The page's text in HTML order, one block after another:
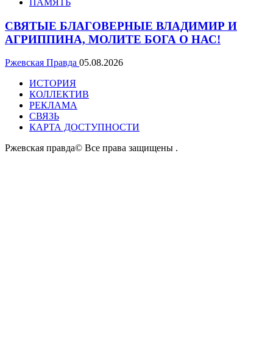
ПАМЯТЬ
СВЯТЫЕ БЛАГОВЕРНЫЕ ВЛАДИМИР И
АГРИППИНА, МОЛИТЕ БОГА О НАС!
Ржевская Правда 05.08.2026
ИСТОРИЯ
КОЛЛЕКТИВ
РЕКЛАМА
СВЯЗЬ
КАРТА ДОСТУПНОСТИ
Ржевская правда© Все права защищены .